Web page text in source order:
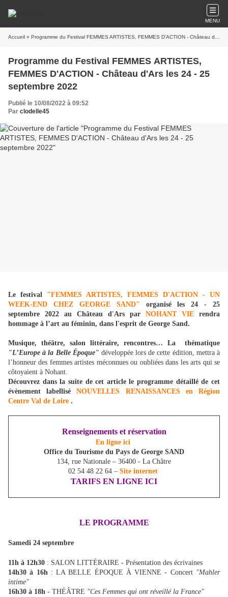
MENU
Accueil » Programme du Festival FEMMES ARTISTES, FEMMES D'ACTION - Château d'Ars les 24 - 25 septembre 2022
Programme du Festival FEMMES ARTISTES,
FEMMES D'ACTION - Château d'Ars les 24 - 25
septembre 2022
Publié le 10/08/2022 à 09:52
Par clodelle45
Le festival "FEMMES ARTISTES, FEMMES D'ACTION - UN
WEEK-END CHEZ GEORGE SAND" organisé les 24 - 25
septembre 2022 au Château d'Ars par NOHANT VIE rendra
hommage à l’art au féminin, dans l'esprit de George Sand.
Musique, théâtre, salon littéraire, rencontres… La thématique
"L’Europe à la Belle Époque" développée lors de cette édition, mettra à
l’honneur des femmes artistes méconnues ou oubliées dans les arts qui se
côtoyaient à Nohant.
Découvrez dans la suite de cet article le programme détaillé de cet
évènement labelliséNOUVELLES RENAISSANCES en Région
Centre Val de Loire .
Renseignements et réservation
En ligne ici
Office du Tourisme du Pays de George SAND
134, rue Nationale – 36400 - La Châtre
02 54 48 22 64 – Site internet
TARIFS EN LIGNE ICI
LE PROGRAMME
Samedi 24 septembre
11h à 12h30 : SALON LITTÉRAIRE - Présentation des écrivaines
14h30 à 16h: LA BELLE ÉPOQUE À VIENNE - Concert "Mahler
intime"
16h30 à 18h - THÉÂTRE "Ces Femmes qui ont réveillé la France"